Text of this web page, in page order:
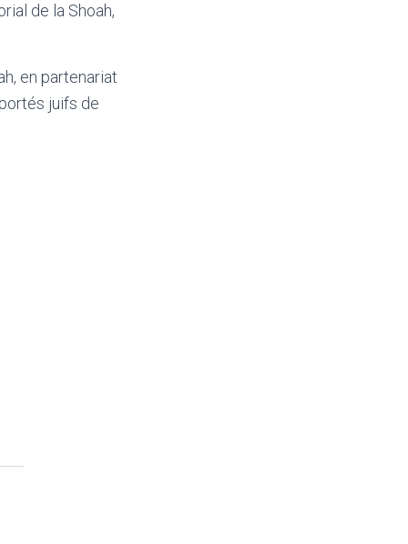
de la Shoah,
en partenariat
juifs de